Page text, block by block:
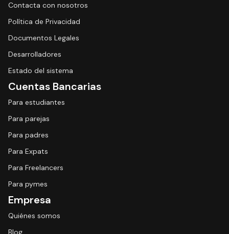
Contacta con nosotros
Política de Privacidad
Documentos Legales
Desarrolladores
Estado del sistema
Cuentas Bancarias
Para estudiantes
Para parejas
Para padres
Para Expats
Para Freelancers
Para pymes
Empresa
Quiénes somos
Blog